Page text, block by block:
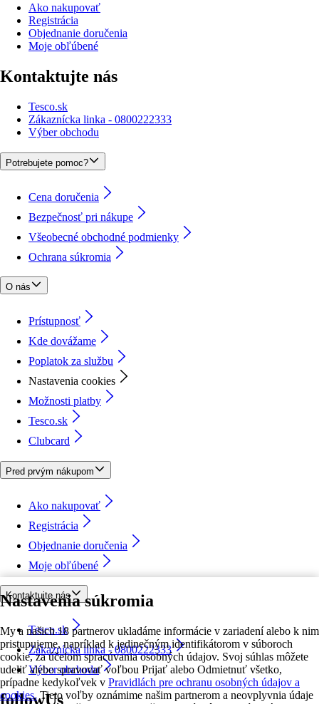
Nastavenia súkromia
My a našich 18 partnerov ukladáme informácie v zariadení alebo k nim
pristupujeme, napríklad k jedinečným identifikátorom v súboroch
cookie, za účelom spracúvania osobných údajov. Svoj súhlas môžete
udeliť alebo spravovať voľbou Prijať alebo Odmietnuť všetko,
prípadne kedykoľvek v Pravidlách pre ochranu osobných údajov a
cookies. Tieto voľby oznámime našim partnerom a neovplyvnia údaje
Ako nakupovať
Registrácia
Objednanie doručenia
Moje obľúbené
Kontaktujte nás
Tesco.sk
Zákaznícka linka - 0800222333
Výber obchodu
Potrebujete pomoc?
Cena doručenia
Bezpečnosť pri nákupe
Všeobecné obchodné podmienky
Ochrana súkromia
O nás
Prístupnosť
Kde dovážame
Poplatok za službu
Nastavenia cookies
Možnosti platby
Tesco.sk
Clubcard
Pred prvým nákupom
Ako nakupovať
Registrácia
Objednanie doručenia
Moje obľúbené
Kontaktujte nás
Tesco.sk
Zákaznícka linka - 0800222333
Výber obchodu
followUs